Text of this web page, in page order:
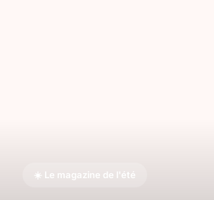
☀️ Le magazine de l'été